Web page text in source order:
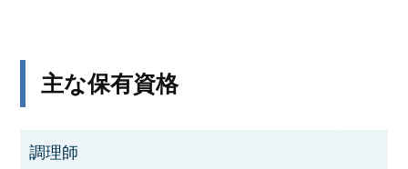
主な保有資格
調理師